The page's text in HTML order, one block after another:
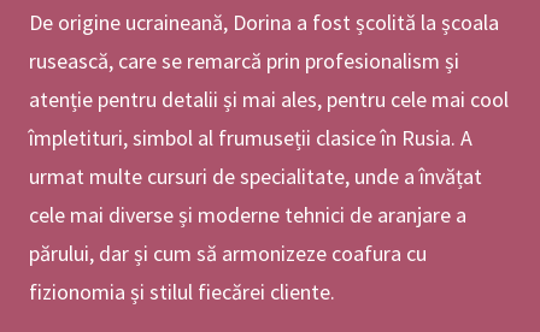
De origine ucraineană, Dorina a fost școlită la școala
rusească, care se remarcă prin profesionalism și
atenție pentru detalii și mai ales, pentru cele mai cool
împletituri, simbol al frumuseții clasice în Rusia. A
urmat multe cursuri de specialitate, unde a învățat
cele mai diverse și moderne tehnici de aranjare a
părului, dar și cum să armonizeze coafura cu
fizionomia și stilul fiecărei cliente.